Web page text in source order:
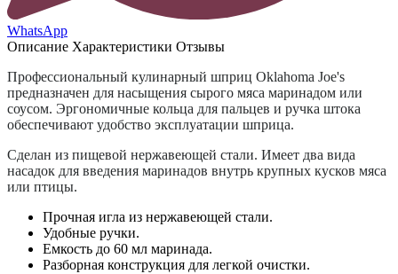
WhatsApp
Описание Характеристики Отзывы
Профессиональный кулинарный шприц Oklahoma Joe's
предназначен для насыщения сырого мяса маринадом или
соусом. Эргономичные кольца для пальцев и ручка штока
обеспечивают удобство эксплуатации шприца.
Сделан из пищевой нержавеющей стали. Имеет два вида
насадок для введения маринадов внутрь крупных кусков мяса
или птицы.
Прочная игла из нержавеющей стали.
Удобные ручки.
Емкость до 60 мл маринада.
Разборная конструкция для легкой очистки.